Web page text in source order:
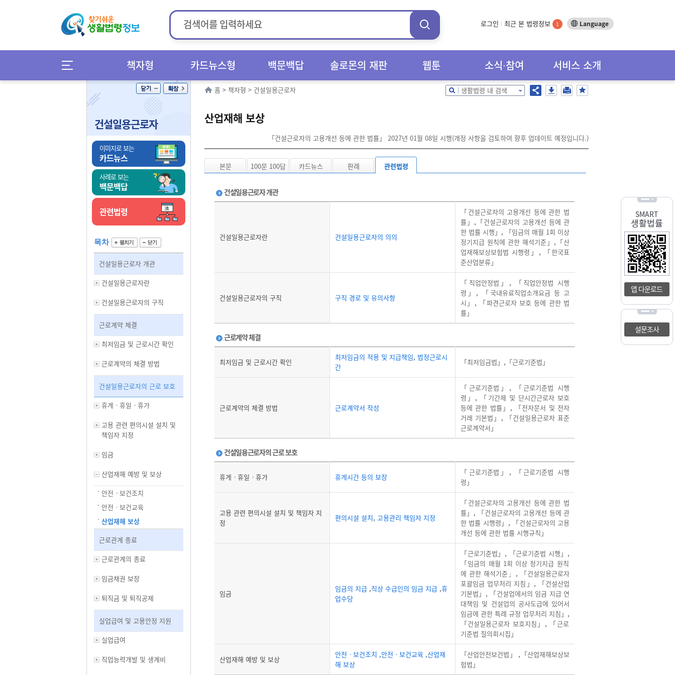
로그인 최근 본 법령정보 1 Language
책자형 카드뉴스형 백문백답 솔로몬의 재판 웹툰 소식∙참여 서비스 소개
SMART
생활법률
앱 다운로드
설문조사
건설일용근로자
이미지로 보는
카드뉴스
사례로 보는
백문백답
관련법령
목차
건설일용근로자 개관
건설일용근로자란
건설일용근로자의 구직
근로계약 체결
최저임금 및 근로시간 확인
근로계약의 체결 방법
건설일용근로자의 근로 보호
휴게ㆍ휴일ㆍ휴가
고용 관련 편의시설 설치 및
책임자 지정
임금
산업재해 예방 및 보상
안전ㆍ보건조치
안전ㆍ보건교육
산업재해 보상
근로관계 종료
근로관계의 종료
임금채권 보장
퇴직금 및 퇴직공제
실업급여 및 고용안정 지원
실업급여
직업능력개발 및 생계비
홈 > 책자형 > 건설일용근로자 생활법령 내 검색
산업재해 보상
「건설근로자의 고용개선 등에 관한 법률」 2027년 01월 08일 시행(개정 사항을 검토하여 향후 업데이트 예정입니다.)
본문 100문 100답 카드뉴스 판례 관련법령
건설일용근로자 개관
건설일용근로자란 건설일용근로자의 의의
「건설근로자의 고용개선 등에 관한 법
률」 , 「건설근로자의 고용개선 등에 관
한 법률 시행」 , 「임금의 매월 1회 이상
정기지급 원칙에 관한 해석기준」 , 「산
업재해보상보험법 시행령」 , 「한국표
준산업분류」
건설일용근로자의 구직 구직 경로 및 유의사항
「직업안정법」 , 「직업안정법 시행
령」 , 「국내유료직업소개요금 등 고
시」 , 「파견근로자 보호 등에 관한 법
률」
근로계약 체결
최저임금 및 근로시간 확인
최저임금의 적용 및 지급책임, 법정근로시
간
「최저임금법」 , 「근로기준법」
근로계약의 체결 방법 근로계약서 작성
「근로기준법」 , 「근로기준법 시행
령」 , 「기간제 및 단시간근로자 보호
등에 관한 법률」 , 「전자문서 및 전자
거래 기본법」 , 「건설일용근로자 표준
근로계약서」
건설일용근로자의 근로 보호
휴게ㆍ휴일ㆍ휴가 휴게시간 등의 보장
「근로기준법」 , 「근로기준법 시행
령」
고용 관련 편의시설 설치 및 책임자 지
정
편의시설 설치, 고용관리 책임자 지정
「건설근로자의 고용개선 등에 관한 법
률」 , 「건설근로자의 고용개선 등에 관
한 법률 시행령」 , 「건설근로자의 고용
개선 등에 관한 법률 시행규칙」
임금
임금의 지급 ,직상 수급인의 임금 지급 ,휴
업수당
「근로기준법」 , 「근로기준법 시행」 ,
「임금의 매월 1회 이상 정기지급 원칙
에 관한 해석기준」 , 「건설일용근로자
포괄임금 업무처리 지침」 , 「건설산업
기본법」 , 「건설업에서의 임금 지급 연
대책임 및 건설업의 공사도급에 있어서
임금에 관한 특례 규정 업무처리 지침」 ,
「건설일용근로자 보호지침」 , 「근로
기준법 질의회시집」
산업재해 예방 및 보상
안전ㆍ보건조치 ,안전ㆍ보건교육 ,산업재
해 보상
「산업안전보건법」 , 「산업재해보상보
험법」